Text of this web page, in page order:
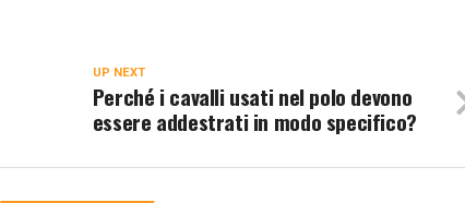
UP NEXT
Perché i cavalli usati nel polo devono
essere addestrati in modo specifico?